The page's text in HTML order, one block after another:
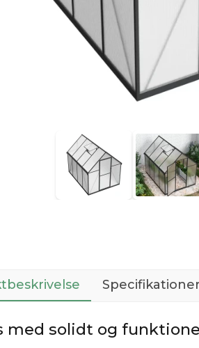
Specifikationer
med solidt og